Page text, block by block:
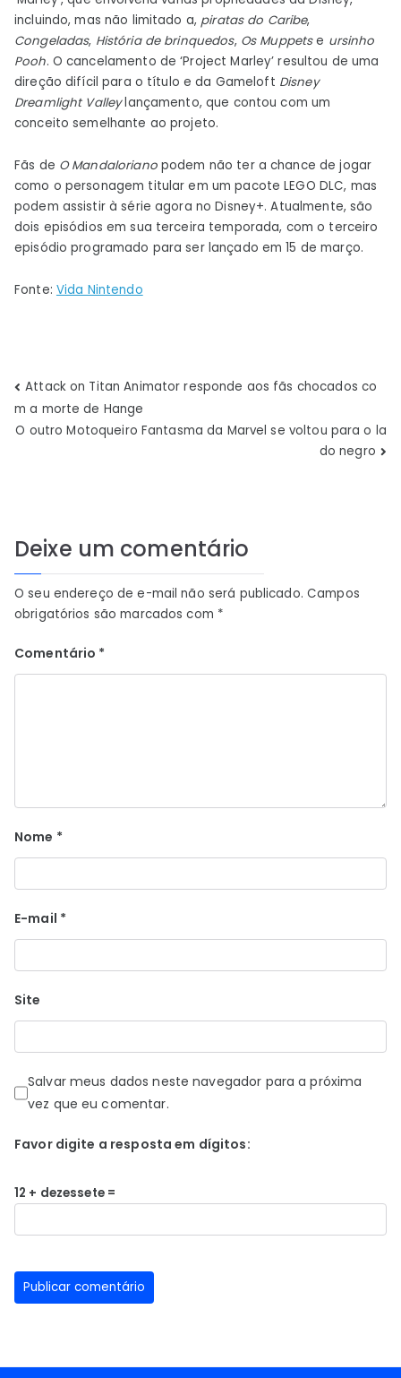
incluindo, mas não limitado a, piratas do Caribe,
Congeladas, História de brinquedos, Os Muppetse ursinho
Pooh. O cancelamento de ‘Project Marley’ resultou de uma
direção difícil para o título e da Gameloft Disney
Dreamlight Valleylançamento, que contou com um
conceito semelhante ao projeto.
Fãs de O Mandalorianopodem não ter a chance de jogar
como o personagem titular em um pacote LEGO DLC, mas
podem assistir à série agora no Disney+. Atualmente, são
dois episódios em sua terceira temporada, com o terceiro
episódio programado para ser lançado em 15 de março.
Fonte: Vida Nintendo
Navegação
de
Attack on Titan Animator responde aos fãs chocados co
m a morte de Hange
O outro Motoqueiro Fantasma da Marvel se voltou para o la
do negro
Deixe um comentário
O seu endereço de e-mail não será publicado. Campos
obrigatórios são marcados com *
Comentário *
Nome *
E-mail *
Site
Salvar meus dados neste navegador para a próxima
vez que eu comentar.
Favor digite a resposta em dígitos:
12 + dezessete =